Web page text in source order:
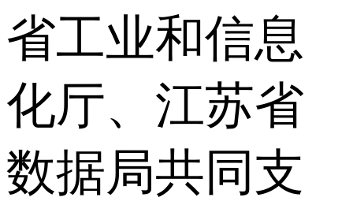
省工业和信息
化厅、江苏省
数据局共同支